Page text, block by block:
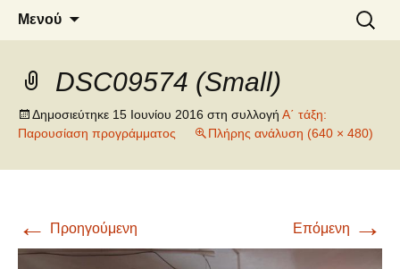
6o ΔΗΜΟΤΙΚΟ ΣΧΟΛΕΙΟ
ΝΑΟΥΣΑΣ
Μενού
για:
DSC09574 (Small)
Δημοσιεύτηκε 15 Ιουνίου 2016 στη συλλογή Α΄ τάξη:
Παρουσίαση προγράμματος
Πλήρης ανάλυση (640 × 480)
← Προηγούμενη Επόμενη →